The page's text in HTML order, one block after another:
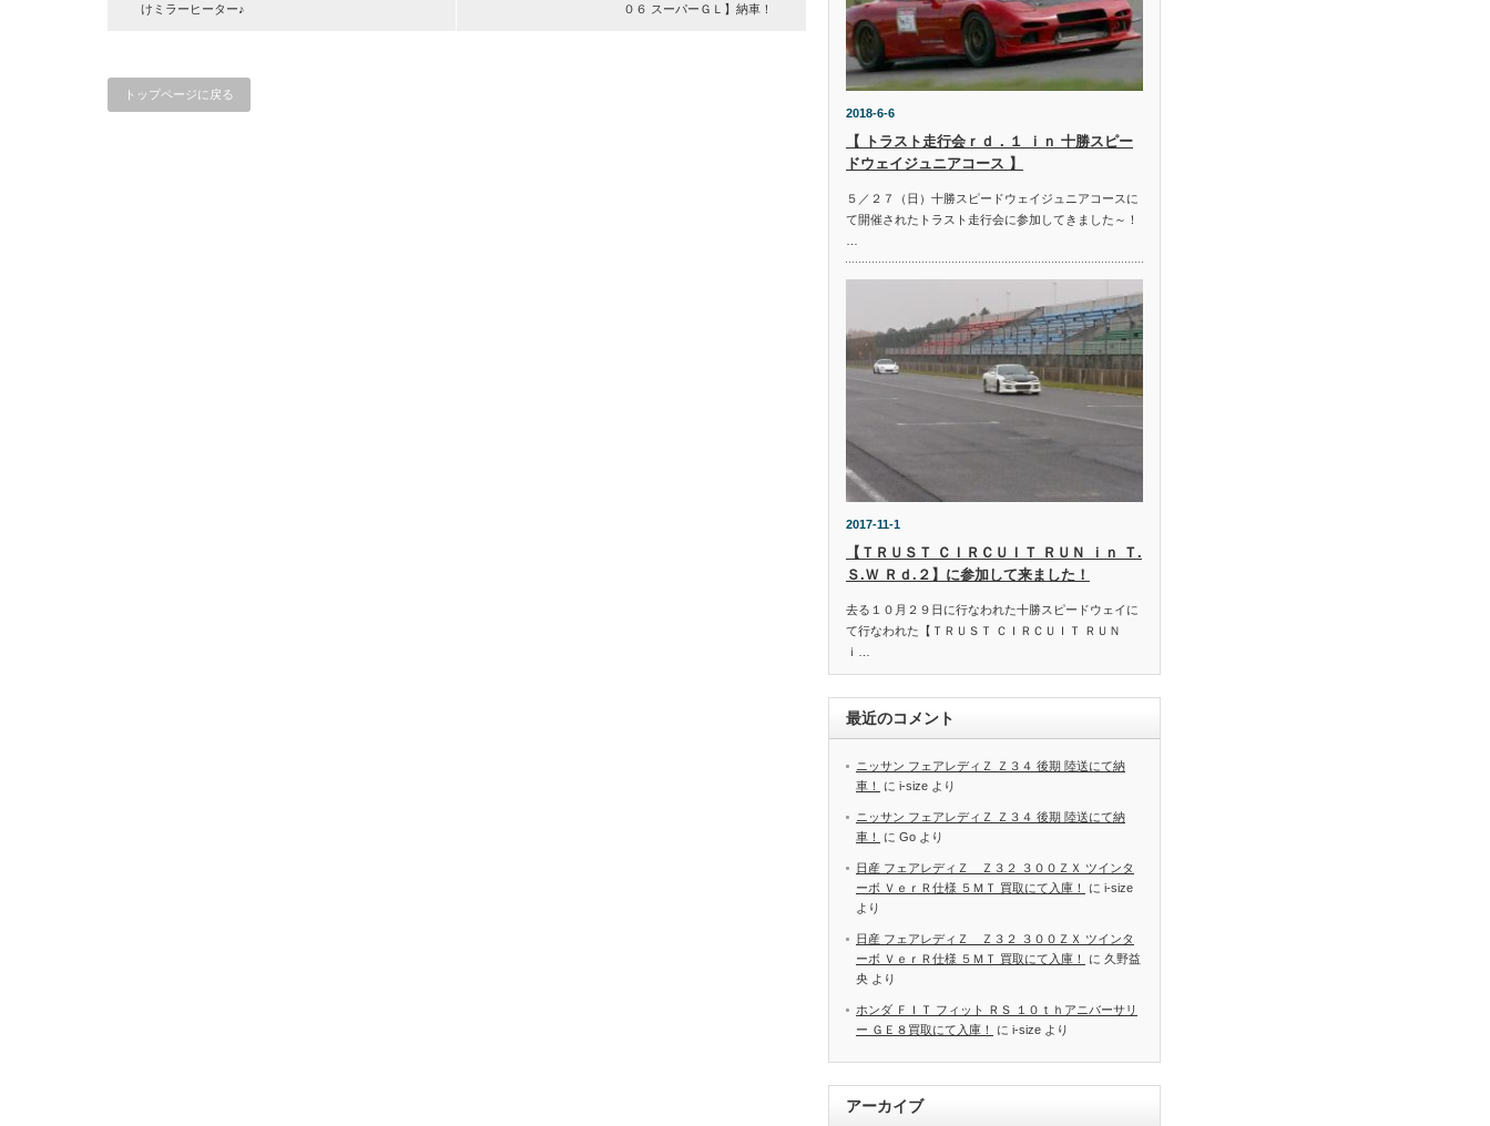
けミラーヒーター♪
０６ スーパーＧＬ】納車！
トップページに戻る
2018-6-6
【 トラスト走行会ｒｄ．１ ｉｎ 十勝スピー
ドウェイジュニアコース 】
５／２７（日）十勝スピードウェイジュニアコースに
て開催されたトラスト走行会に参加してきました～！
2017-11-1
【ＴＲＵＳＴ ＣＩＲＣＵＩＴ ＲＵＮ ｉｎ Ｔ.
Ｓ.Ｗ Ｒｄ.２】に参加して来ました！
去る１０月２９日に行なわれた十勝スピードウェイに
て行なわれた【ＴＲＵＳＴ ＣＩＲＣＵＩＴ ＲＵＮ
ｉ…
最近のコメント
ニッサン フェアレディＺ Ｚ３４ 後期 陸送にて納
車！
に i-size より
ニッサン フェアレディＺ Ｚ３４ 後期 陸送にて納
車！
に Go より
日産 フェアレディＺ Ｚ３２ ３００ＺＸ ツインタ
ーボ ＶｅｒＲ仕様 ５ＭＴ 買取にて入庫！
に i-size
より
日産 フェアレディＺ Ｚ３２ ３００ＺＸ ツインタ
ーボ ＶｅｒＲ仕様 ５ＭＴ 買取にて入庫！
に 久野益
央 より
ホンダ ＦＩＴ フィット ＲＳ １０ｔｈアニバーサリ
ー ＧＥ８買取にて入庫！
に i-size より
アーカイブ